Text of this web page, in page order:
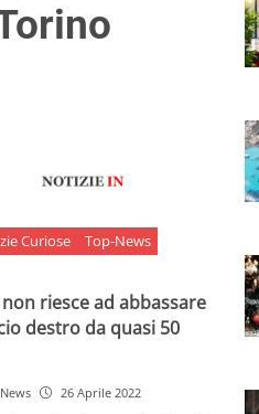
Curiose Top-News
riesce ad abbassare
destro da quasi 50
26 Aprile 2022